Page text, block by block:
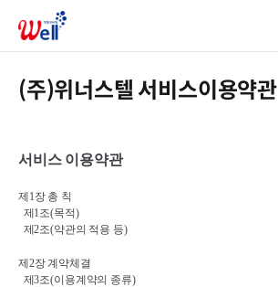
(주)위너스텔 서비스이용약관
서비스 이용약관
제 1장 총 칙
제 1조(목적)
제2조(약관의 적용 등)
제 2장 계약체결
제3조(이용계약의 종류)